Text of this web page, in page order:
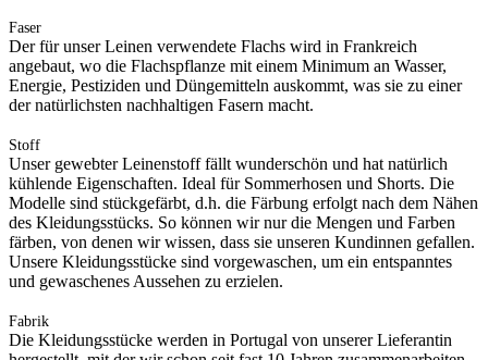
Faser
Der für unser Leinen verwendete Flachs wird in Frankreich
angebaut, wo die Flachspflanze mit einem Minimum an Wasser,
Energie, Pestiziden und Düngemitteln auskommt, was sie zu einer
der natürlichsten nachhaltigen Fasern macht.
Stoff
Unser gewebter Leinenstoff fällt wunderschön und hat natürlich
kühlende Eigenschaften. Ideal für Sommerhosen und Shorts. Die
Modelle sind stückgefärbt, d.h. die Färbung erfolgt nach dem Nähen
des Kleidungsstücks. So können wir nur die Mengen und Farben
färben, von denen wir wissen, dass sie unseren Kundinnen gefallen.
Unsere Kleidungsstücke sind vorgewaschen, um ein entspanntes
und gewaschenes Aussehen zu erzielen.
Fabrik
Die Kleidungsstücke werden in Portugal von unserer Lieferantin